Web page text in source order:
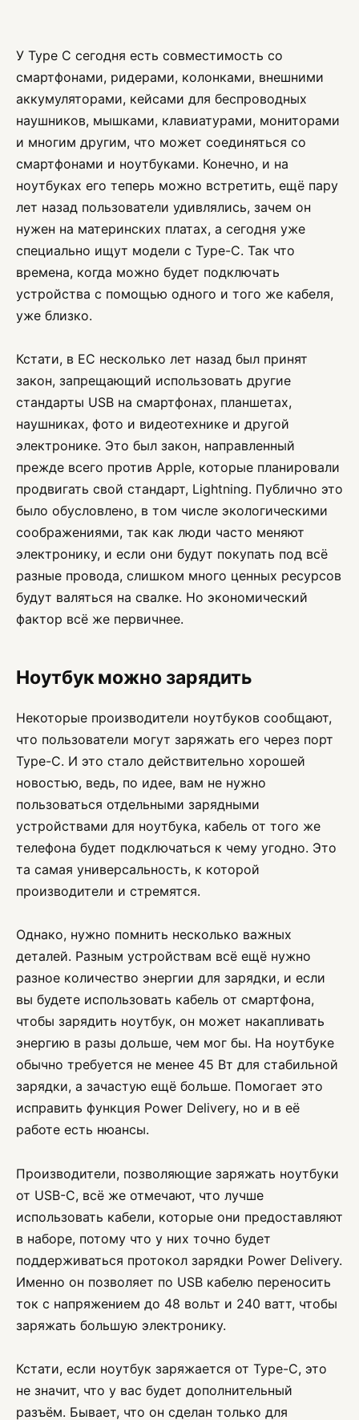
У Type C сегодня есть совместимость со
смартфонами, ридерами, колонками, внешними
аккумуляторами, кейсами для беспроводных
наушников, мышками, клавиатурами, мониторами
и многим другим, что может соединяться со
смартфонами и ноутбуками. Конечно, и на
ноутбуках его теперь можно встретить, ещё пару
лет назад пользователи удивлялись, зачем он
нужен на материнских платах, а сегодня уже
специально ищут модели с Type-C. Так что
времена, когда можно будет подключать
устройства с помощью одного и того же кабеля,
уже близко.
Кстати, в ЕС несколько лет назад был принят
закон, запрещающий использовать другие
стандарты USB на смартфонах, планшетах,
наушниках, фото и видеотехнике и другой
электронике. Это был закон, направленный
прежде всего против Apple, которые планировали
продвигать свой стандарт, Lightning. Публично это
было обусловлено, в том числе экологическими
соображениями, так как люди часто меняют
электронику, и если они будут покупать под всё
разные провода, слишком много ценных ресурсов
будут валяться на свалке. Но экономический
фактор всё же первичнее.
Ноутбук можно зарядить
Некоторые производители ноутбуков сообщают,
что пользователи могут заряжать его через порт
Type-C. И это стало действительно хорошей
новостью, ведь, по идее, вам не нужно
пользоваться отдельными зарядными
устройствами для ноутбука, кабель от того же
телефона будет подключаться к чему угодно. Это
та самая универсальность, к которой
производители и стремятся.
Однако, нужно помнить несколько важных
деталей. Разным устройствам всё ещё нужно
разное количество энергии для зарядки, и если
вы будете использовать кабель от смартфона,
чтобы зарядить ноутбук, он может накапливать
энергию в разы дольше, чем мог бы. На ноутбуке
обычно требуется не менее 45 Вт для стабильной
зарядки, а зачастую ещё больше. Помогает это
исправить функция Power Delivery, но и в её
работе есть нюансы.
Производители, позволяющие заряжать ноутбуки
от USB-C, всё же отмечают, что лучше
использовать кабели, которые они предоставляют
в наборе, потому что у них точно будет
поддерживаться протокол зарядки Power Delivery.
Именно он позволяет по USB кабелю переносить
ток с напряжением до 48 вольт и 240 ватт, чтобы
заряжать большую электронику.
Кстати, если ноутбук заряжается от Type-C, это
не значит, что у вас будет дополнительный
разъём. Бывает, что он сделан только для